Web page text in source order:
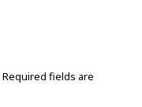
Required fields are